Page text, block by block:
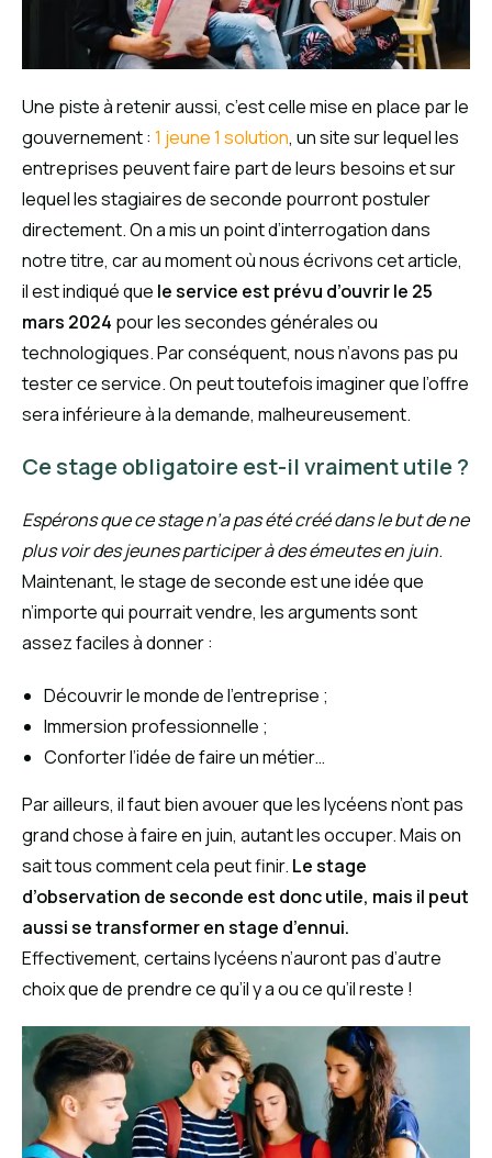
Une piste à retenir aussi, c’est celle mise en place par le
gouvernement : 1 jeune 1 solution, un site sur lequel les
entreprises peuvent faire part de leurs besoins et sur
lequel les stagiaires de seconde pourront postuler
directement. On a mis un point d’interrogation dans
notre titre, car au moment où nous écrivons cet article,
il est indiqué que le service est prévu d’ouvrir le 25
mars 2024 pour les secondes générales ou
technologiques. Par conséquent, nous n’avons pas pu
tester ce service. On peut toutefois imaginer que l’offre
sera inférieure à la demande, malheureusement.
Ce stage obligatoire est-il vraiment utile ?
Espérons que ce stage n’a pas été créé dans le but de ne
plus voir des jeunes participer à des émeutes en juin.
Maintenant, le stage de seconde est une idée que
n’importe qui pourrait vendre, les arguments sont
assez faciles à donner :
Découvrir le monde de l’entreprise ;
Immersion professionnelle ;
Conforter l’idée de faire un métier…
Par ailleurs, il faut bien avouer que les lycéens n’ont pas
grand chose à faire en juin, autant les occuper. Mais on
sait tous comment cela peut finir. Le stage
d’observation de seconde est donc utile, mais il peut
aussi se transformer en stage d’ennui.
Effectivement, certains lycéens n’auront pas d’autre
choix que de prendre ce qu’il y a ou ce qu’il reste !